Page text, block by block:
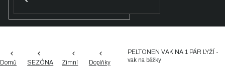
Domů SEZÓNA Zimní Doplňky
PELTONEN VAK NA 1 PÁR LYŽÍ -
vak na běžky